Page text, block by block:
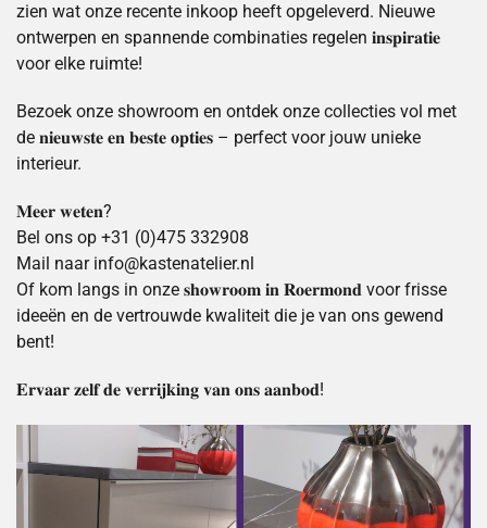
zien wat onze recente inkoop heeft opgeleverd. Nieuwe
ontwerpen en spannende combinaties regelen 𝐢𝐧𝐬𝐩𝐢𝐫𝐚𝐭𝐢𝐞
voor elke ruimte!
Bezoek onze showroom en ontdek onze collecties vol met
de 𝐧𝐢𝐞𝐮𝐰𝐬𝐭𝐞 𝐞𝐧 𝐛𝐞𝐬𝐭𝐞 𝐨𝐩𝐭𝐢𝐞𝐬 – perfect voor jouw unieke
interieur.
𝐌𝐞𝐞𝐫 𝐰𝐞𝐭𝐞𝐧?
Bel ons op +31 (0)475 332908
Mail naar info@kastenatelier.nl
Of kom langs in onze 𝐬𝐡𝐨𝐰𝐫𝐨𝐨𝐦 𝐢𝐧 𝐑𝐨𝐞𝐫𝐦𝐨𝐧𝐝 voor frisse
ideeën en de vertrouwde kwaliteit die je van ons gewend
bent!
𝐄𝐫𝐯𝐚𝐚𝐫 𝐳𝐞𝐥𝐟 𝐝𝐞 𝐯𝐞𝐫𝐫𝐢𝐣𝐤𝐢𝐧𝐠 𝐯𝐚𝐧 𝐨𝐧𝐬 𝐚𝐚𝐧𝐛𝐨𝐝!